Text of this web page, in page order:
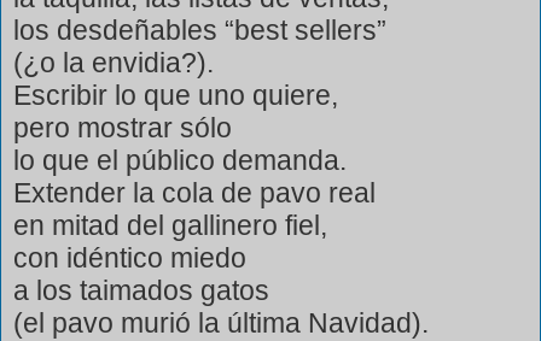
los desdeñables “best sellers”
(¿o la envidia?).
Escribir lo que uno quiere,
pero mostrar sólo
lo que el público demanda.
Extender la cola de pavo real
en mitad del gallinero fiel,
con idéntico miedo
a los taimados gatos
(el pavo murió la última Navidad).